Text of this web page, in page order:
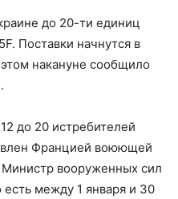
до 20-ти единиц
Поставки начнутся в
накануне сообщило
.
до 20 истребителей
Францией воюющей
вооруженных сил
между 1 января и 30